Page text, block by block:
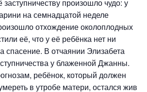
произошло чудо: у
на семнадцатой неделе
отхождение околоплодных
её, что у её ребёнка нет ни
спасение. В отчаянии Элизабета
у блаженной Джанны.
ребёнок, который должен
в утробе матери, остался жив